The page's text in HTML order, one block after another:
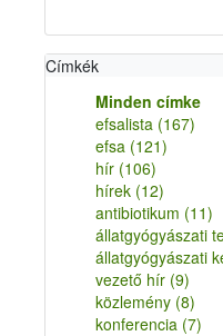
Címkék
Minden címke
efsalista (167)
efsa (121)
hír (106)
hírek (12)
antibiotikum (11)
állatgyógyászati
állatgyógyászati
vezető hír (9)
közlemény (8)
konferencia (7)